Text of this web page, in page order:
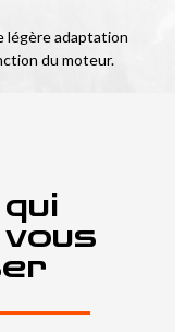
légère adaptation
du moteur.